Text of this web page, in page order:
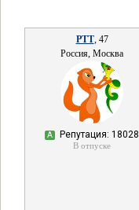
РТТ, 47
Россия, Москва
А Репутация: 18028
В отпуске